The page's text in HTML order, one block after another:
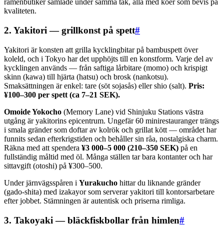
ramenbutiker samlade under samma tak, alla med köer som bevis på
kvaliteten.
2. Yakitori — grillkonst på spett#
Yakitori är konsten att grilla kycklingbitar på bambuspett över
koleld, och i Tokyo har det upphöjts till en konstform. Varje del av
kycklingen används — från saftiga lårbitare (momo) och krispigt
skinn (kawa) till hjärta (hatsu) och brosk (nankotsu).
Smaksättningen är enkel: tare (söt sojasås) eller shio (salt). Pris:
¥100–300 per spett (ca 7–21 SEK).
Omoide Yokocho (Memory Lane) vid Shinjuku Stations västra
utgång är yakitorins epicentrum. Ungefär 60 minirestauranger trängs
i smala gränder som doftar av kolrök och grillat kött — området har
funnits sedan efterkrigstiden och behåller sin råa, nostalgiska charm.
Räkna med att spendera ¥3 000–5 000 (210–350 SEK) på en
fullständig måltid med öl. Många ställen tar bara kontanter och har
sittavgift (otoshi) på ¥300–500.
Under järnvägsspåren i Yurakucho hittar du liknande gränder
(gado-shita) med izakayor som serverar yakitori till kontorsarbetare
efter jobbet. Stämningen är autentisk och priserna rimliga.
3. Takoyaki — bläckfiskbollar från himlen#